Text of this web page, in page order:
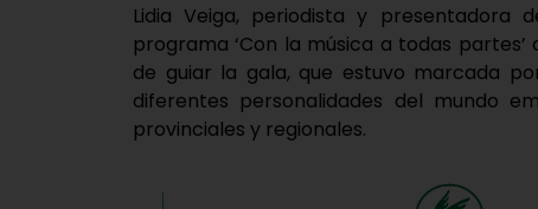
Lidia Veiga, periodista y presentadora
programa ‘Con la música a todas
de guiar la gala, que estuvo marcada
diferentes personalidades del mundo
provinciales y regionales.